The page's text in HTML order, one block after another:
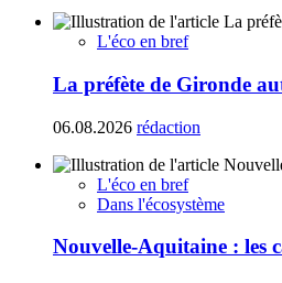
L'éco en bref
La préfète de Gironde
06.08.2026 rédaction
L'éco en bref
Dans l'écosystème
Nouvelle-Aquitaine : les